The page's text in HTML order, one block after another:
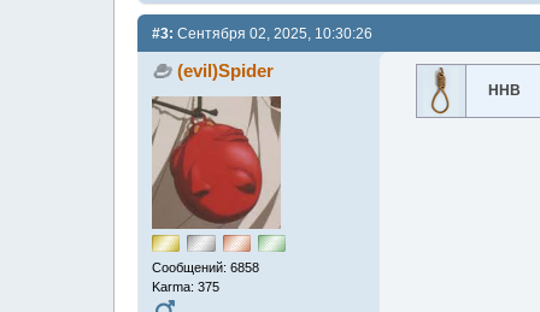
#3: Сентября 02, 2025, 10:30:26
(evil)Spider
Сообщений: 6858
Karma: 375
ННВ